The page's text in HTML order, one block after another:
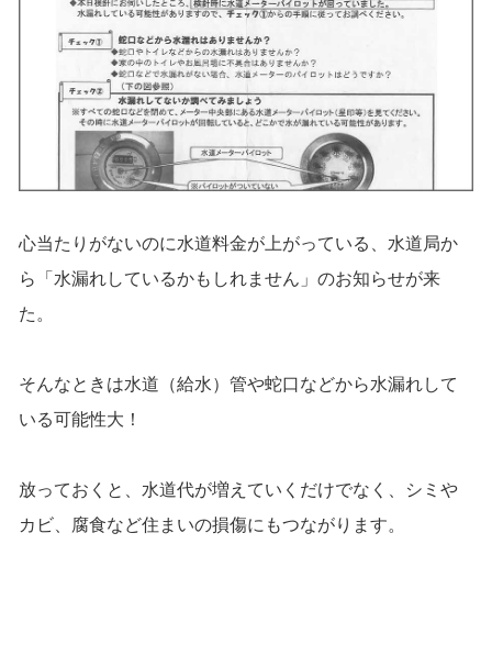
心当たりがないのに水道料金が上がっている、水道局か
ら「水漏れしているかもしれません」のお知らせが来
た。
そんなときは水道（給水）管や蛇口などから水漏れして
いる可能性大！
放っておくと、水道代が増えていくだけでなく、シミや
カビ、腐食など住まいの損傷にもつながります。